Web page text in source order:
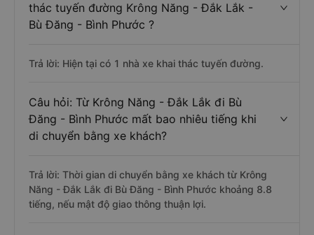
thác tuyến đường Krông Năng - Đắk Lắk -
Bù Đăng - Bình Phước ?
Trả lời: Hiện tại có 1 nhà xe khai thác tuyến đường.
Câu hỏi: Từ Krông Năng - Đắk Lắk đi Bù
Đăng - Bình Phước mất bao nhiêu tiếng khi
di chuyển bằng xe khách?
Trả lời: Thời gian di chuyển bằng xe khách từ Krông
Năng - Đắk Lắk đi Bù Đăng - Bình Phước khoảng 8.8
tiếng, nếu mật độ giao thông thuận lợi.